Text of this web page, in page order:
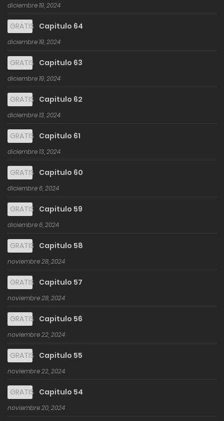
diciembre 19, 2024
GRATIS Capitulo 64
diciembre 19, 2024
GRATIS Capitulo 63
diciembre 19, 2024
GRATIS Capitulo 62
diciembre 13, 2024
GRATIS Capitulo 61
diciembre 13, 2024
GRATIS Capitulo 60
diciembre 6, 2024
GRATIS Capitulo 59
diciembre 6, 2024
GRATIS Capitulo 58
noviembre 28, 2024
GRATIS Capitulo 57
noviembre 28, 2024
GRATIS Capitulo 56
noviembre 22, 2024
GRATIS Capitulo 55
noviembre 22, 2024
GRATIS Capitulo 54
noviembre 20, 2024